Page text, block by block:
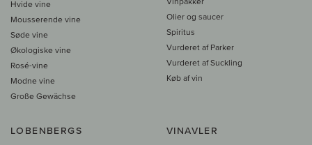
Hvide vine
Mousserende vine
Søde vine
Økologiske vine
Rosé-vine
Modne vine
Große Gewächse
Olier og saucer
Spiritus
Vurderet af Parker
Vurderet af Suckling
Køb af vin
LOBENBERGS VINAVLER